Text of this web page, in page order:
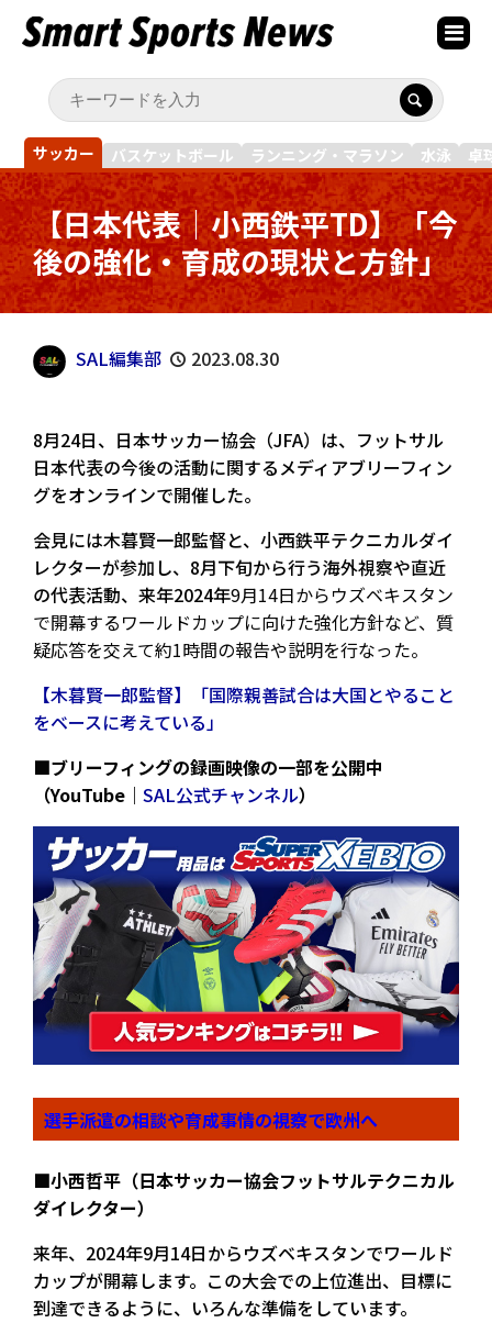
サッカー バスケットボール ランニング・マラソン 水泳 卓
【日本代表｜小西鉄平TD】「今
後の強化・育成の現状と方針」
SAL編集部 2023.08.30
8月24日、日本サッカー協会（JFA）は、フットサル
日本代表の今後の活動に関するメディアブリーフィン
グをオンラインで開催した。
会見には木暮賢一郎監督と、小西鉄平テクニカルダイ
レクターが参加し、8月下旬から行う海外視察や直近
の代表活動、来年2024年9月14日からウズベキスタン
で開幕するワールドカップに向けた強化方針など、質
疑応答を交えて約1時間の報告や説明を行なった。
【木暮賢一郎監督】「国際親善試合は大国とやること
をベースに考えている」
■ブリーフィングの録画映像の一部を公開中
（YouTube｜ SAL公式チャンネル）
選手派遣の相談や育成事情の視察で欧州へ
■小西哲平（日本サッカー協会フットサルテクニカル
ダイレクター）
来年、2024年9月14日からウズベキスタンでワールド
カップが開幕します。この大会での上位進出、目標に
到達できるように、いろんな準備をしています。